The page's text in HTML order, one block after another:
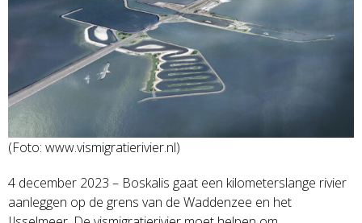
(Foto: www.vismigratierivier.nl)
4 december 2023 – Boskalis gaat een kilometerslange rivier
aanleggen op de grens van de Waddenzee en het